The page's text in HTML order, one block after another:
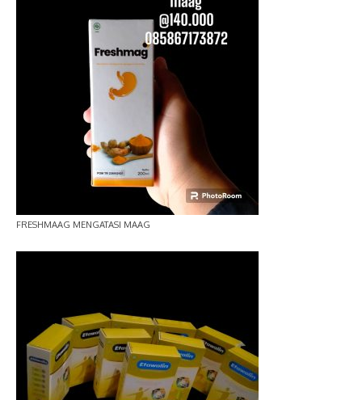
FRESHMAAG MENGATASI MAAG